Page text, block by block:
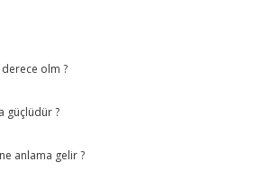
olm ?
güçlüdür ?
anlama gelir ?